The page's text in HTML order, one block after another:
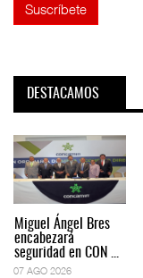
DESTACAMOS
Miguel Ángel Bres
encabezará
seguridad en CON ...
07 AGO 2026